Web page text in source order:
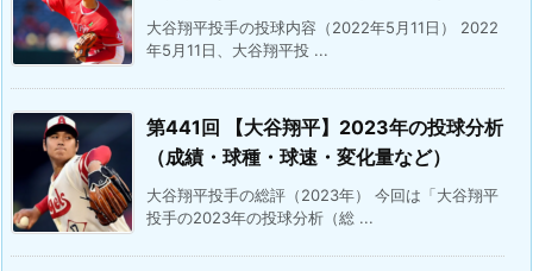
大谷翔平投手の投球内容（2022年5月11日） 2022
年5月11日、大谷翔平投 ...
第441回 【大谷翔平】2023年の投球分析
（成績・球種・球速・変化量など）
大谷翔平投手の総評（2023年） 今回は「大谷翔平
投手の2023年の投球分析（総 ...